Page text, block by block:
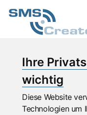
Ihre
wichtig
Diese Website
Technologien um